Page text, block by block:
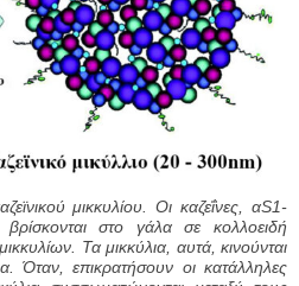
μικκυλίου. Οι καζεΐνες, αS1-
στο γάλα σε κολλοειδή
Τα μικκύλια, αυτά, κινούνται
Όταν, επικρατήσουν οι κατάλληλες